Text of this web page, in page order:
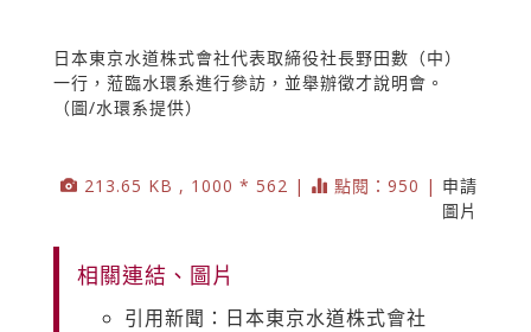
日本東京水道株式會社代表取締役社長野田數（中）
一行，蒞臨水環系進行參訪，並舉辦徵才說明會。
（圖/水環系提供）
213.65 KB , 1000 * 562 | 點閱：950 | 申請
圖片
相關連結、圖片
引用新聞：日本東京水道株式會社